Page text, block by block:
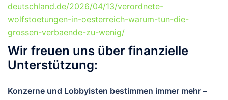
deutschland.de/2026/04/13/verordnete-
wolfstoetungen-in-oesterreich-warum-tun-die-
grossen-verbaende-zu-wenig/
Wir freuen uns über finanzielle
Unterstützung:
Konzerne und Lobbyisten bestimmen immer mehr –